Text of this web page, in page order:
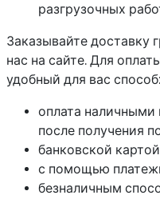
разгрузочных
Заказывайте доставку
нас на сайте. Для
удобный для вас способ:
оплата наличными
после получения
банковской
с помощью
безналичным